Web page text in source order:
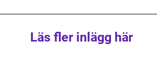
Läs fler inlägg här